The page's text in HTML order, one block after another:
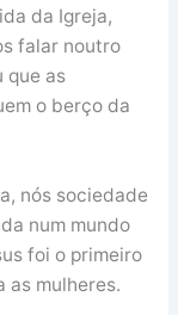
da Igreja,
falar noutro
que as
o berço da
nós sociedade
num mundo
foi o primeiro
as mulheres.